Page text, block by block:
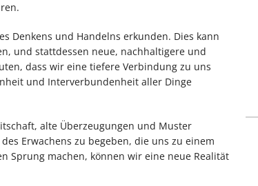
Denkens und Handelns erkunden. Dies kann
und stattdessen neue, nachhaltigere und
dass wir eine tiefere Verbindung zu uns
und Interverbundenheit aller Dinge
alte Überzeugungen und Muster
Erwachens zu begeben, die uns zu einem
Sprung machen, können wir eine neue Realität